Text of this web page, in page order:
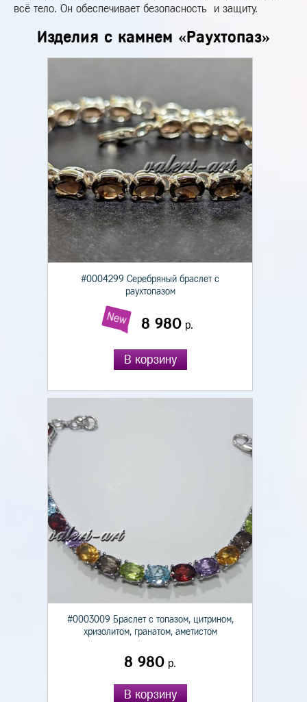
всё тело. Он обеспечивает безопасность и защиту.
Изделия с камнем «Раухтопаз»
#0004299 Серебряный браслет с
раухтопазом
New 8 980 р.
В корзину
#0003009 Браслет с топазом, цитрином,
хризолитом, гранатом, аметистом
8 980 р.
В корзину